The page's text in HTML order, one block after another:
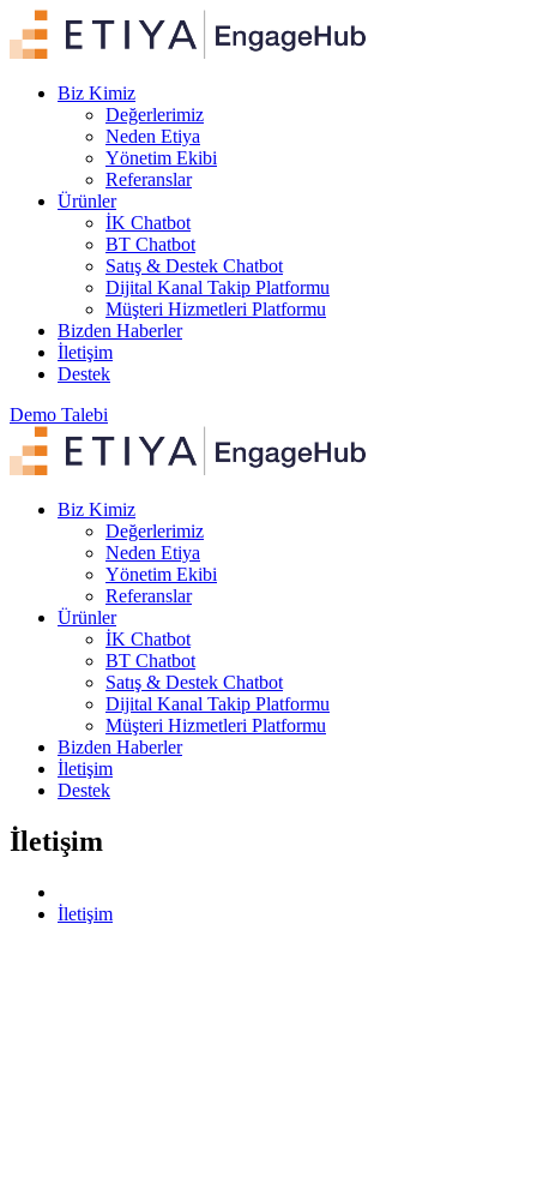
Biz Kimiz
Değerlerimiz
Neden Etiya
Yönetim Ekibi
Referanslar
Ürünler
İK Chatbot
BT Chatbot
Satış & Destek Chatbot
Dijital Kanal Takip Platformu
Müşteri Hizmetleri Platformu
Bizden Haberler
İletişim
Destek
Demo Talebi
Biz Kimiz
Değerlerimiz
Neden Etiya
Yönetim Ekibi
Referanslar
Ürünler
İK Chatbot
BT Chatbot
Satış & Destek Chatbot
Dijital Kanal Takip Platformu
Müşteri Hizmetleri Platformu
Bizden Haberler
İletişim
Destek
İletişim
İletişim